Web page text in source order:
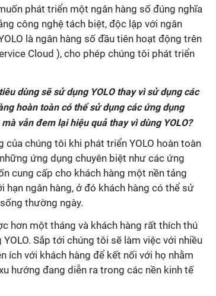
phát triển một ngân hàng số đúng nghĩa
công nghệ tách biệt, độc lập với ngân
là ngân hàng số đầu tiên hoạt động trên
Cloud ), cho phép chúng tôi phát triển
dùng sẽ sử dụng YOLO thay vì sử dụng các
hoàn toàn có thể sử dụng các ứng dụng
vẫn đem lại hiệu quả thay vì dùng YOLO?
của chúng tôi khi phát triển YOLO hoàn toàn
ứng dụng chuyên biệt như các ứng
cung cấp cho khách hàng một nền tảng
ngân hàng, ở đó khách hàng có thể sử
thường ngày.
hơn một tháng và khách hàng rất thích thú
Sắp tới chúng tôi sẽ làm việc với nhiều
ích với khách hàng để kết nối với họ nhằm
hướng đang diễn ra trong các nền kinh tế